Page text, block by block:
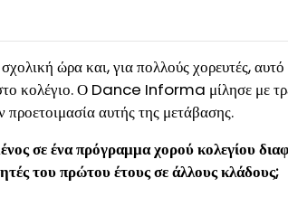
ώρα και, για πολλούς χορευτές, αυτό
κολέγιο. Ο Dance Informa μίλησε με
προετοιμασία αυτής της μετάβασης.
σε ένα πρόγραμμα χορού κολεγίου
του πρώτου έτους σε άλλους κλάδους;